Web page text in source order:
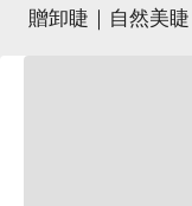
贈卸睫｜自然美